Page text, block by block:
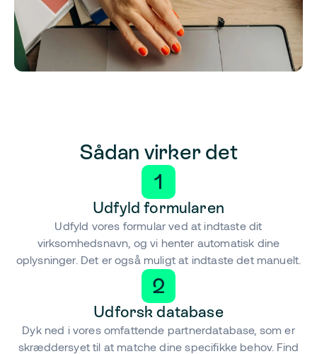
Sådan virker det
1
Udfyld formularen
Udfyld vores formular ved at indtaste dit
virksomhedsnavn, og vi henter automatisk dine
oplysninger. Det er også muligt at indtaste det manuelt.
2
Udforsk database
Dyk ned i vores omfattende partnerdatabase, som er
skræddersyet til at matche dine specifikke behov. Find